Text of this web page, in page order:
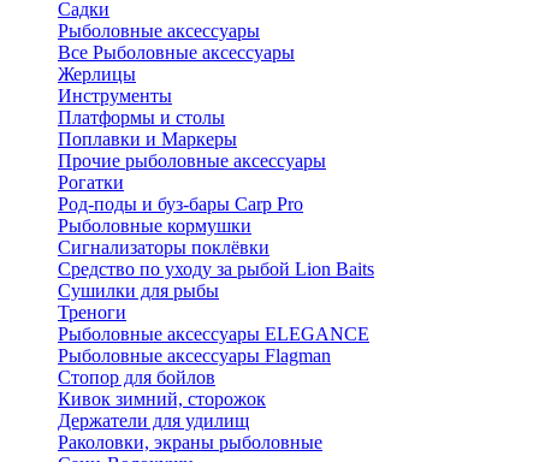
Садки
Рыболовные аксессуары
Все Рыболовные аксессуары
Жерлицы
Инструменты
Платформы и столы
Поплавки и Маркеры
Прочие рыболовные аксессуары
Рогатки
Род-поды и буз-бары Carp Pro
Рыболовные кормушки
Сигнализаторы поклёвки
Средство по уходу за рыбой Lion Baits
Сушилки для рыбы
Треноги
Рыболовные аксессуары ELEGANCE
Рыболовные аксессуары Flagman
Стопор для бойлов
Кивок зимний, сторожок
Держатели для удилищ
Раколовки, экраны рыболовные